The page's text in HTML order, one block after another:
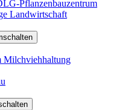
Pflanzenbauzentrum
Landwirtschaft
Milchviehhaltung